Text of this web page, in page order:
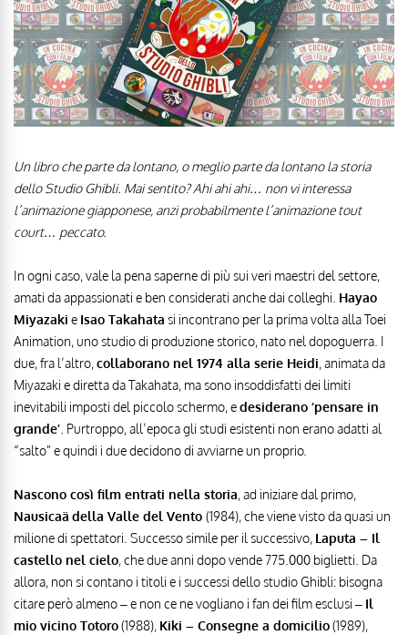
Un libro che parte da lontano, o meglio parte da lontano la storia
dello Studio Ghibli. Mai sentito? Ahi ahi ahi… non vi interessa
l’animazione giapponese, anzi probabilmente l’animazione tout
court… peccato.
In ogni caso, vale la pena saperne di più sui veri maestri del settore,
amati da appassionati e ben considerati anche dai colleghi. Hayao
Miyazaki e Isao Takahata si incontrano per la prima volta alla Toei
Animation, uno studio di produzione storico, nato nel dopoguerra. I
due, fra l’altro,collaborano nel 1974 alla serie Heidi, animata da
Miyazaki e diretta da Takahata, ma sono insoddisfatti dei limiti
inevitabili imposti del piccolo schermo, edesiderano ‘pensare in
grande’. Purtroppo, all’epoca gli studi esistenti non erano adatti al
“salto” e quindi i due decidono di avviarne un proprio.
Nascono così film entrati nella storia, ad iniziare dal primo,
Nausicaä della Valle del Vento (1984), che viene visto da quasi un
milione di spettatori. Successo simile per il successivo, Laputa – Il
castello nel cielo, che due anni dopo vende 775.000 biglietti. Da
allora, non si contano i titoli e i successi dello studio Ghibli: bisogna
citare però almeno – e non ce ne vogliano i fan dei film esclusi – Il
mio vicino Totoro(1988), Kiki – Consegne a domicilio(1989),